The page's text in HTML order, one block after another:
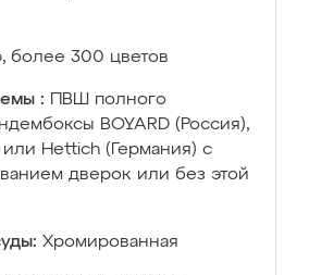
более 300 цветов
:
ПВШ полного
BOYARD (Россия),
или Hettich (Германия) с
дверок или без этой
Хромированная